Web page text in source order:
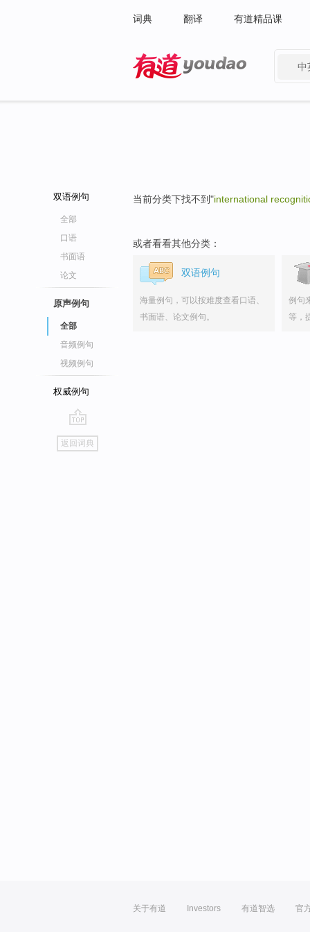
词典 翻译 有道精品课
中
双语例句
全部
口语
书面语
论文
原声例句
全部
音频例句
视频例句
权威例句
go
top
返回词典
当前分类下找不到"international
或者看看其他分类：
双语例句
海量例句，可以按难度查看口语、
书面语、论文例句。
例句
等，
关于有道 Investors 有道智选 官